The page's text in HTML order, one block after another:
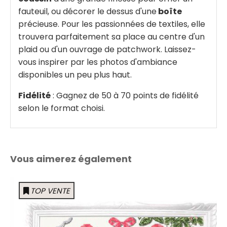
fauteuil, ou décorer le dessus d'uneboîte
précieuse. Pour les passionnées de textiles, elle
trouvera parfaitement sa place au centre d'un
plaid ou d'un ouvrage de patchwork. Laissez-
vous inspirer par les photos d'ambiance
disponibles un peu plus haut.
Fidélité: Gagnez de 50 à 70 points de fidélité
selon le format choisi.
Vous aimerez également